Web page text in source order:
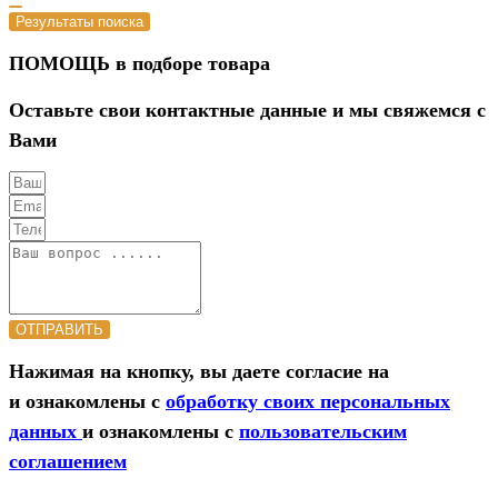
Результаты поиска
ПОМОЩЬ в подборе товара
Оставьте свои контактные данные и мы свяжемся с
Вами
ОТПРАВИТЬ
Нажимая на кнопку, вы даете согласие на
и ознакомлены с обработку своих персональных
данных и ознакомлены с пользовательским
соглашением